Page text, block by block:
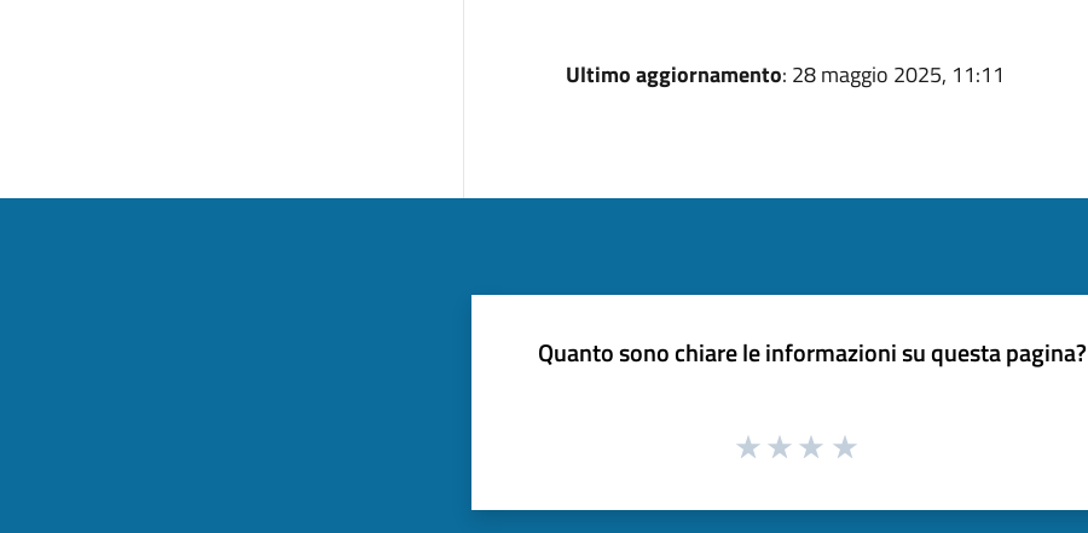
Ultimo aggiornamento: 28 maggio 2025, 11:11
Quanto sono chiare le informazioni su questa pagina?